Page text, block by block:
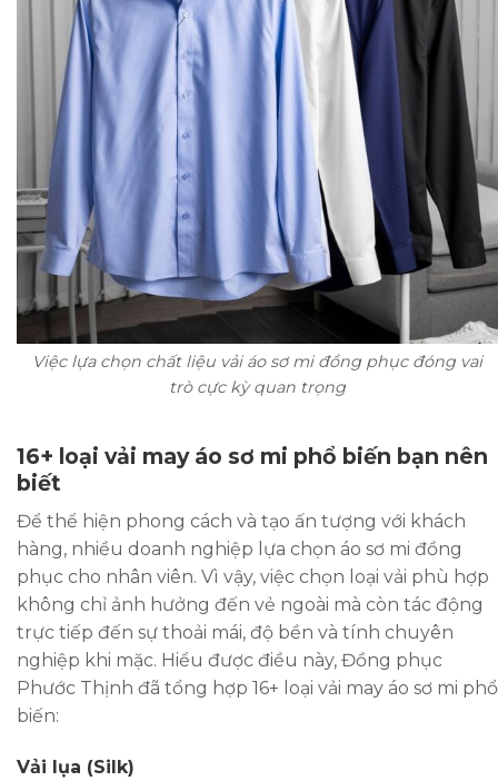
Việc lựa chọn chất liệu vải áo sơ mi đồng phục đóng vai
trò cực kỳ quan trọng
16+ loại vải may áo sơ mi phổ biến bạn nên
biết
Để thể hiện phong cách và tạo ấn tượng với khách
hàng, nhiều doanh nghiệp lựa chọn áo sơ mi đồng
phục cho nhân viên. Vì vậy, việc chọn loại vải phù hợp
không chỉ ảnh hưởng đến vẻ ngoài mà còn tác động
trực tiếp đến sự thoải mái, độ bền và tính chuyên
nghiệp khi mặc. Hiểu được điều này, Đồng phục
Phước Thịnh đã tổng hợp 16+ loại vải may áo sơ mi phổ
biến:
Vải lụa (Silk)